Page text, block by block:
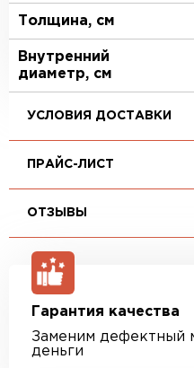
Толщина, см
Внутренний
диаметр, см
УСЛОВИЯ ДОСТАВКИ
ПРАЙС-ЛИСТ
ОТЗЫВЫ
Гарантия качества
Заменим дефектный
деньги